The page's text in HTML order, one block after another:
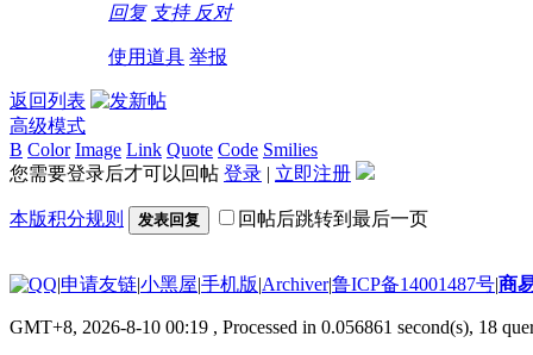
回复 支持 反对
使用道具 举报
返回列表
高级模式
B Color Image Link Quote Code Smilies
您需要登录后才可以回帖 登录 | 立即注册
本版积分规则 发表回复 回帖后跳转到最后一页
|申请友链|小黑屋|手机版|Archiver|鲁ICP备14001487号|商
GMT+8, 2026-8-10 00:19 , Processed in 0.056861 second(s), 18